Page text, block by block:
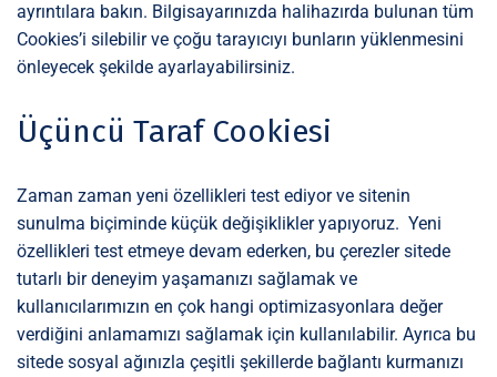
ayrıntılara bakın. Bilgisayarınızda halihazırda bulunan tüm
Cookies’i silebilir ve çoğu tarayıcıyı bunların yüklenmesini
önleyecek şekilde ayarlayabilirsiniz.
Üçüncü Taraf Cookiesi
Zaman zaman yeni özellikleri test ediyor ve sitenin
sunulma biçiminde küçük değişiklikler yapıyoruz. Yeni
özellikleri test etmeye devam ederken, bu çerezler sitede
tutarlı bir deneyim yaşamanızı sağlamak ve
kullanıcılarımızın en çok hangi optimizasyonlara değer
verdiğini anlamamızı sağlamak için kullanılabilir. Ayrıca bu
sitede sosyal ağınızla çeşitli şekillerde bağlantı kurmanızı